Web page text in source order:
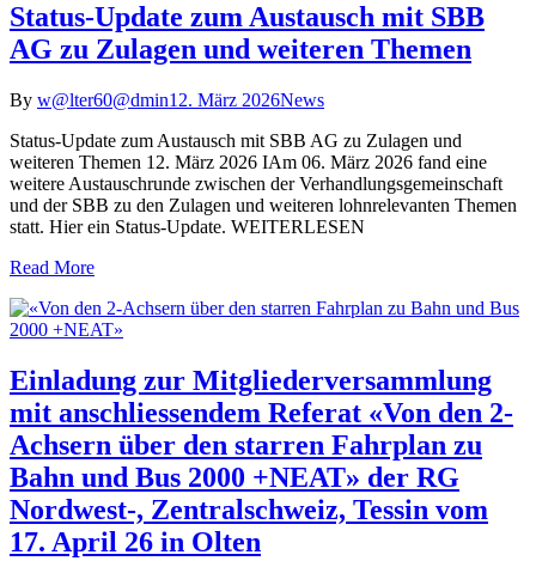
Status-Update zum Austausch mit SBB
AG zu Zulagen und weiteren Themen
By w@lter60@dmin12. März 2026News
Status-Update zum Austausch mit SBB AG zu Zulagen und
weiteren Themen 12. März 2026 IAm 06. März 2026 fand eine
weitere Austauschrunde zwischen der Verhandlungsgemeinschaft
und der SBB zu den Zulagen und weiteren lohnrelevanten Themen
statt. Hier ein Status-Update. WEITERLESEN
Read More
Einladung zur Mitgliederversammlung
mit anschliessendem Referat «Von den 2-
Achsern über den starren Fahrplan zu
Bahn und Bus 2000 +NEAT» der RG
Nordwest-, Zentralschweiz, Tessin vom
17. April 26 in Olten